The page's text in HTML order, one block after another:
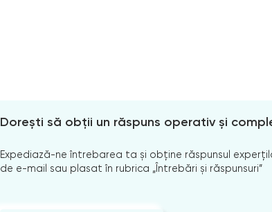
Dorești să obții un răspuns operativ și
Expediază-ne întrebarea ta și obține răspunsul
de e-mail sau plasat în rubrica „Întrebări și răspunsuri”